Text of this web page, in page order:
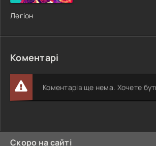
Легіон
Коментарі
Коментарів ще нема. Хочете
Скоро на сайті